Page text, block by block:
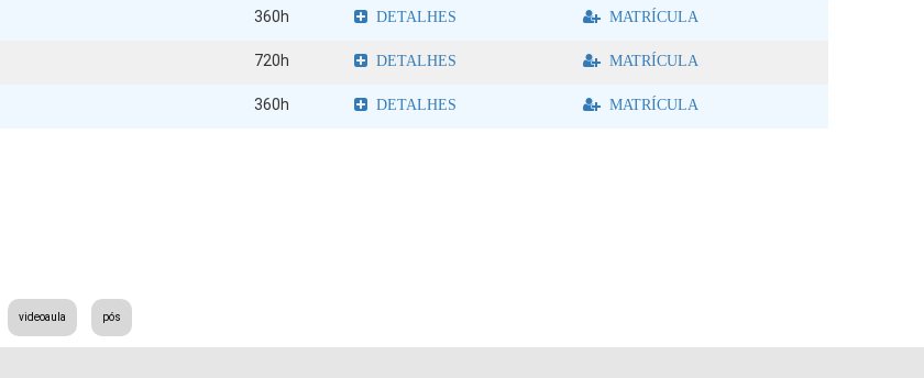
360h DETALHES MATRÍCULA
720h DETALHES MATRÍCULA
360h DETALHES MATRÍCULA
videoaula pós